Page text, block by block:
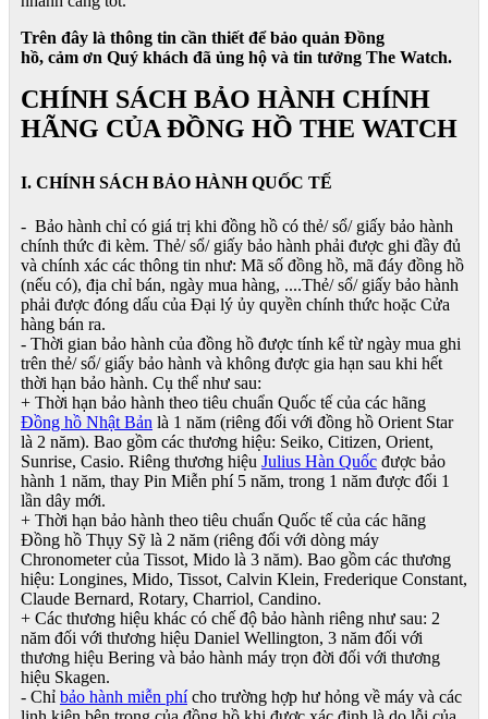
Trên đây là thông tin cần thiết để bảo quản Đồng
hồ, cảm ơn Quý khách đã ủng hộ và tin tưởng The Watch.
CHÍNH SÁCH BẢO HÀNH CHÍNH
HÃNG CỦA ĐỒNG HỒ THE WATCH
I. CHÍNH SÁCH BẢO HÀNH QUỐC TẾ
- Bảo hành chỉ có giá trị khi đồng hồ có thẻ/ sổ/ giấy bảo hành
chính thức đi kèm. Thẻ/ sổ/ giấy bảo hành phải được ghi đầy đủ
và chính xác các thông tin như: Mã số đồng hồ, mã đáy đồng hồ
(nếu có), địa chỉ bán, ngày mua hàng, ....Thẻ/ sổ/ giấy bảo hành
phải được đóng dấu của Đại lý ủy quyền chính thức hoặc Cửa
hàng bán ra.
- Thời gian bảo hành của đồng hồ được tính kể từ ngày mua ghi
trên thẻ/ sổ/ giấy bảo hành và không được gia hạn sau khi hết
thời hạn bảo hành. Cụ thể như sau:
+ Thời hạn bảo hành theo tiêu chuẩn Quốc tế của các hãng
Đồng hồ Nhật Bản là 1 năm (riêng đối với đồng hồ Orient Star
là 2 năm). Bao gồm các thương hiệu: Seiko, Citizen, Orient,
Sunrise, Casio. Riêng thương hiệu Julius Hàn Quốc được bảo
hành 1 năm, thay Pin Miễn phí 5 năm, trong 1 năm được đổi 1
lần dây mới.
+ Thời hạn bảo hành theo tiêu chuẩn Quốc tế của các hãng
Đồng hồ Thụy Sỹ là 2 năm (riêng đối với dòng máy
Chronometer của Tissot, Mido là 3 năm). Bao gồm các thương
hiệu: Longines, Mido, Tissot, Calvin Klein, Frederique Constant,
Claude Bernard, Rotary, Charriol, Candino.
+ Các thương hiệu khác có chế độ bảo hành riêng như sau: 2
năm đối với thương hiệu Daniel Wellington, 3 năm đối với
thương hiệu Bering và bảo hành máy trọn đời đối với thương
hiệu Skagen.
- Chỉ bảo hành miễn phícho trường hợp hư hỏng về máy và các